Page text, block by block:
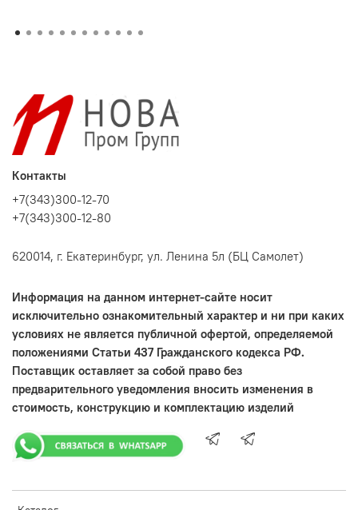
Контакты
+7(343)300-12-70
+7(343)300-12-80
620014, г. Екатеринбург, ул. Ленина 5л (БЦ Самолет)
Информация на данном интернет-сайте носит
исключительно ознакомительный характер и ни при каких
условиях не является публичной офертой, определяемой
положениями Статьи 437 Гражданского кодекса РФ.
Поставщик оставляет за собой право без
предварительного уведомления вносить изменения в
стоимость, конструкцию и комплектацию изделий